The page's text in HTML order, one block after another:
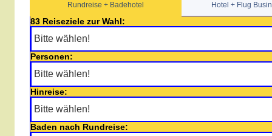
Rundreise + Badehotel Hotel + Flug
83 Reiseziele zur Wahl:
Personen:
Hinreise:
Baden nach Rundreise: